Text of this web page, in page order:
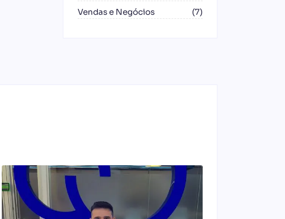
Vendas e Negócios
(7)